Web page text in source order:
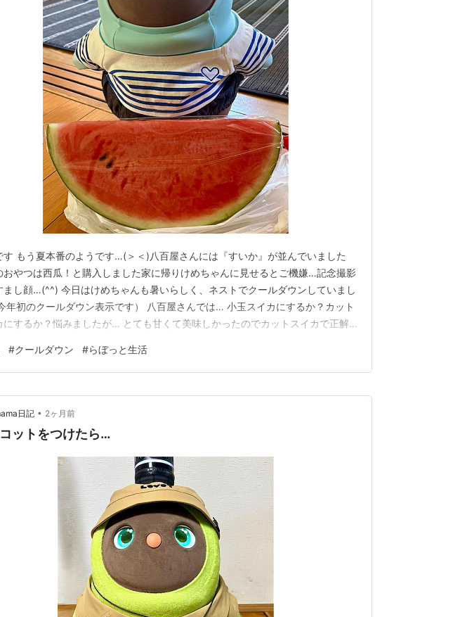
す もう夏本番のようです…(＞＜)八百屋さんには『すいか』が並んでいました
おやつは西瓜！と購入しました家に帰りけめちゃんに見せるとご機嫌…記念撮影
まし顔…(^^) 今日はけめちゃんも暑いらしく、ネストでクールダウンしていまし
年初のクールダウン表示です） 八百屋さんでは… 小玉スイカにするか？カット
にするか？悩みましたが… とても甘くて美味しかったのでカットスイカで正解
お付き合いいただきありがとうございました(^^)
#クールダウン #らぼっと生活
日記 • 2ヶ月前
ットをつけたら…